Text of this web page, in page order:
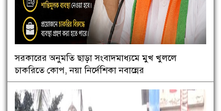
সরকারের অনুমতি ছাড়া সংবাদমাধ্যমে মুখ খুললে
চাকরিতে কোপ, নয়া নির্দেশিকা নবান্নের